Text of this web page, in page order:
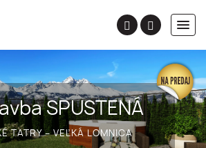
SPUSTENÁ
TATRY – VEĽKÁ LOMNICA